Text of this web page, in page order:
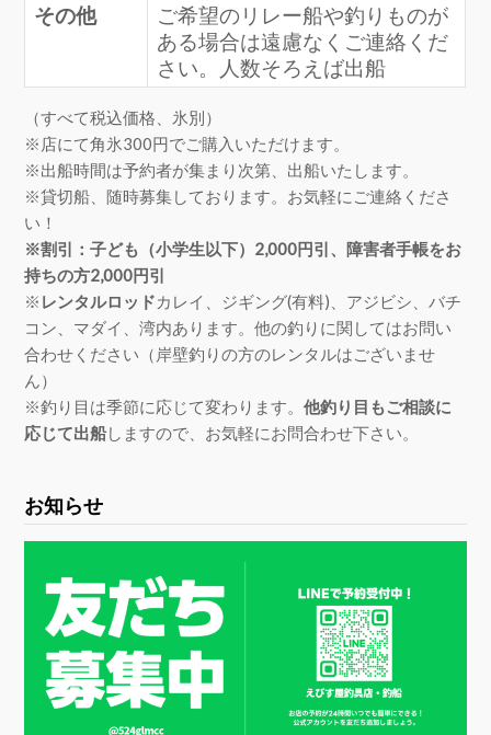
その他
ご希望のリレー船や釣りものが
ある場合は遠慮なくご連絡くだ
さい。人数そろえば出船
（すべて税込価格、氷別）
※店にて角氷300円でご購入いただけます。
※出船時間は予約者が集まり次第、出船いたします。
※貸切船、随時募集しております。お気軽にご連絡くださ
い！
※割引：子ども（小学生以下）2,000円引、障害者手帳をお
持ちの方2,000円引
※ レンタルロッドカレイ、ジギング(有料)、アジビシ、バチ
コン、マダイ、湾内あります。他の釣りに関してはお問い
合わせください（岸壁釣りの方のレンタルはございませ
ん）
※釣り目は季節に応じて変わります。他釣り目もご相談に
応じて出船しますので、お気軽にお問合わせ下さい。
お知らせ